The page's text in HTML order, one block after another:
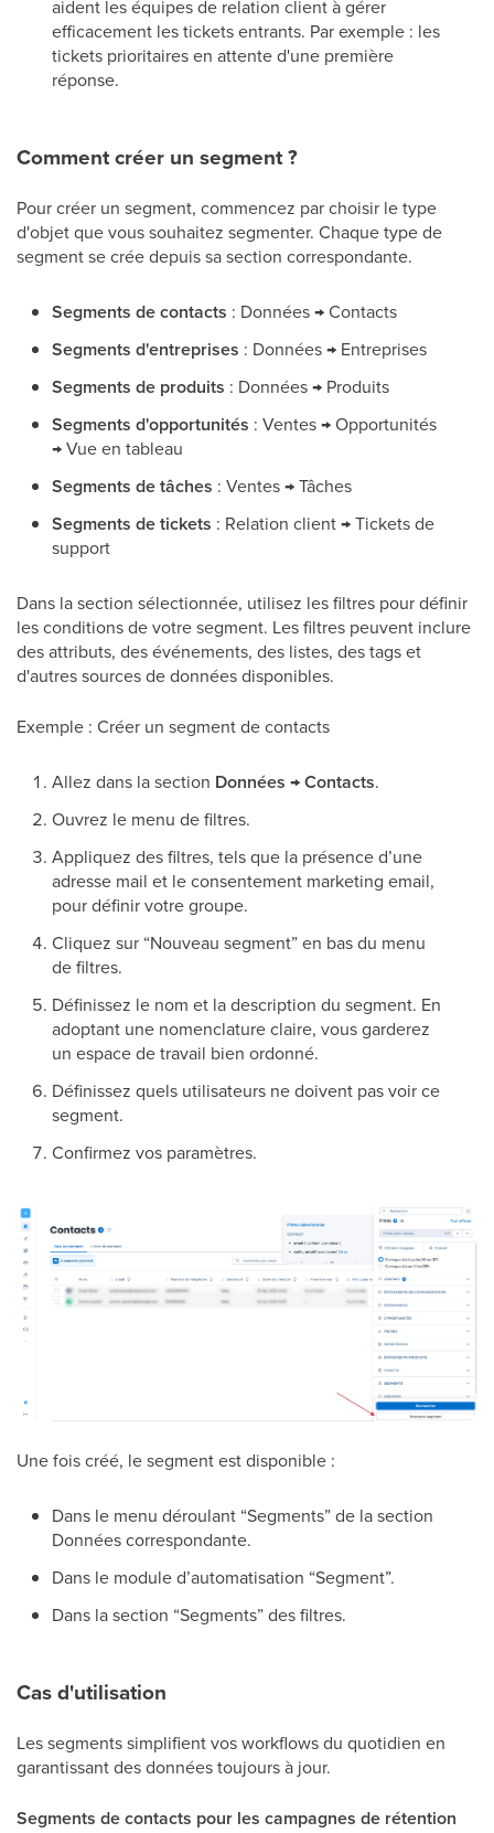
aident les équipes de relation client à gérer
efficacement les tickets entrants. Par exemple : les
tickets prioritaires en attente d'une première
réponse.
Comment créer un segment ?
Pour créer un segment, commencez par choisir le type
d'objet que vous souhaitez segmenter. Chaque type de
segment se crée depuis sa section correspondante.
Segments de contacts : Données → Contacts
Segments d'entreprises : Données → Entreprises
Segments de produits : Données → Produits
Segments d'opportunités : Ventes → Opportunités
→ Vue en tableau
Segments de tâches : Ventes → Tâches
Segments de tickets : Relation client → Tickets de
support
Dans la section sélectionnée, utilisez les filtres pour définir
les conditions de votre segment. Les filtres peuvent inclure
des attributs, des événements, des listes, des tags et
d'autres sources de données disponibles.
Exemple : Créer un segment de contacts
Allez dans la section Données → Contacts.
Ouvrez le menu de filtres.
Appliquez des filtres, tels que la présence d’une
adresse mail et le consentement marketing email,
pour définir votre groupe.
Cliquez sur “Nouveau segment” en bas du menu
de filtres.
Définissez le nom et la description du segment. En
adoptant une nomenclature claire, vous garderez
un espace de travail bien ordonné.
Définissez quels utilisateurs ne doivent pas voir ce
segment.
Confirmez vos paramètres.
Une fois créé, le segment est disponible :
Dans le menu déroulant “Segments” de la section
Données correspondante.
Dans le module d’automatisation “Segment”.
Dans la section “Segments” des filtres.
Cas d'utilisation
Les segments simplifient vos workflows du quotidien en
garantissant des données toujours à jour.
Segments de contacts pour les campagnes de rétention